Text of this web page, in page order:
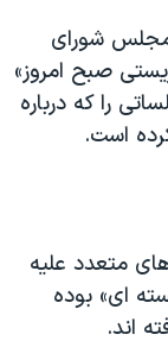
شورای
صبح امروز»
را که درباره
است.
متعدد علیه
ای» بوده
اند.